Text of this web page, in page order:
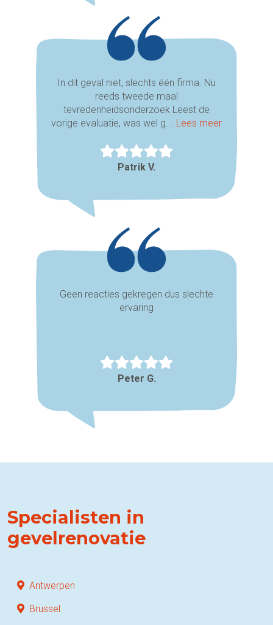
In dit geval niet, slechts één firma. Nu
reeds tweede maal
tevredenheidsonderzoek Leest de
vorige evaluatie, was wel g...
Lees meer
Patrik V.
Geen reacties gekregen dus slechte
ervaring
Peter G.
Specialisten in
gevelrenovatie
Antwerpen
Brussel